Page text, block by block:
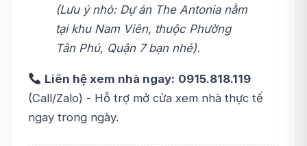
(Lưu ý nhỏ: Dự án The Antonia nằm
tại khu Nam Viên, thuộc Phường
Tân Phú, Quận 7 bạn nhé).
Liên hệ xem nhà ngay: 0915.818.119
(Call/Zalo) - Hỗ trợ mở cửa xem nhà thực tế
ngay trong ngày.